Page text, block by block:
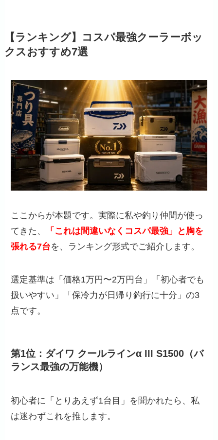
【ランキング】コスパ最強クーラーボッ
クスおすすめ7選
ここからが本題です。実際に私や釣り仲間が使っ
てきた、
「これは間違いなくコスパ最強」と胸を
張れる7台を、ランキング形式でご紹介します。
選定基準は「価格1万円〜2万円台」「初心者でも
扱いやすい」「保冷力が日帰り釣行に十分」の3
点です。
第1位：ダイワ クールラインα III S1500（バ
ランス最強の万能機）
初心者に「とりあえず1台目」を聞かれたら、私
は迷わずこれを推します。